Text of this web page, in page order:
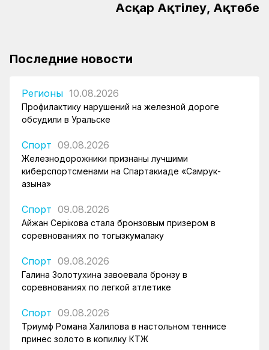
Асқар Ақтілеу, Ақтөбе
Последние новости
Регионы 10.08.2026
Профилактику нарушений на железной дороге
обсудили в Уральске
Спорт 09.08.2026
Железнодорожники признаны лучшими
киберспортсменами на Спартакиаде «Самрук-
Қазына»
Спорт 09.08.2026
Айжан Серікова стала бронзовым призером в
соревнованиях по тогызкумалаку
Спорт 09.08.2026
Галина Золотухина завоевала бронзу в
соревнованиях по легкой атлетике
Спорт 09.08.2026
Триумф Романа Халилова в настольном теннисе
принес золото в копилку КТЖ